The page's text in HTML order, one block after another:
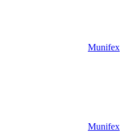
Munifex
Munifex